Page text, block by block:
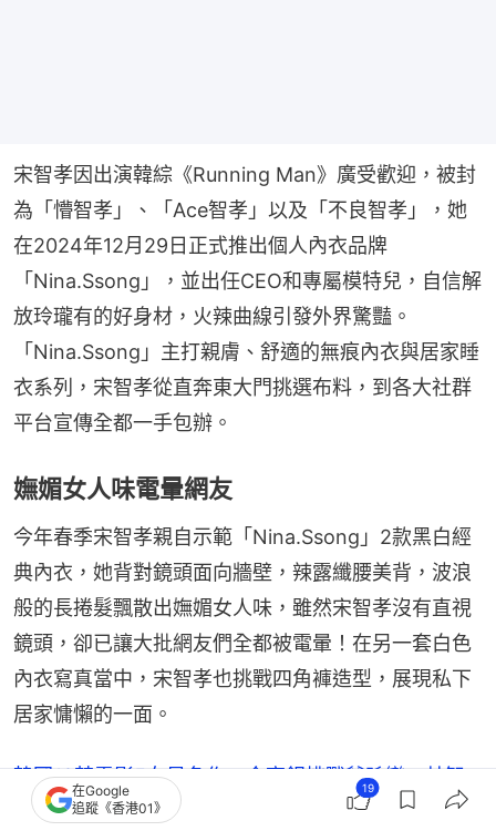
宋智孝因出演韓綜《Running Man》廣受歡迎，被封
為「懵智孝」、「Ace智孝」以及「不良智孝」，她
在2024年12月29日正式推出個人內衣品牌
「Nina.Ssong」，並出任CEO和專屬模特兒，自信解
放玲瓏有的好身材，火辣曲線引發外界驚豔。
「Nina.Ssong」主打親膚、舒適的無痕內衣與居家睡
衣系列，宋智孝從直奔東大門挑選布料，到各大社群
平台宣傳全都一手包辦。
嫵媚女人味電暈網友
今年春季宋智孝親自示範「Nina.Ssong」2款黑白經
典內衣，她背對鏡頭面向牆壁，辣露纖腰美背，波浪
般的長捲髮飄散出嫵媚女人味，雖然宋智孝沒有直視
鏡頭，卻已讓大批網友們全都被電暈！在另一套白色
內衣寫真當中，宋智孝也挑戰四角褲造型，展現私下
居家慵懶的一面。
韓國19禁電影5女星名作 金高銀挑戰爺孫戀 林智
妍演大膽車震戲
在Google
追蹤《香港01》
19